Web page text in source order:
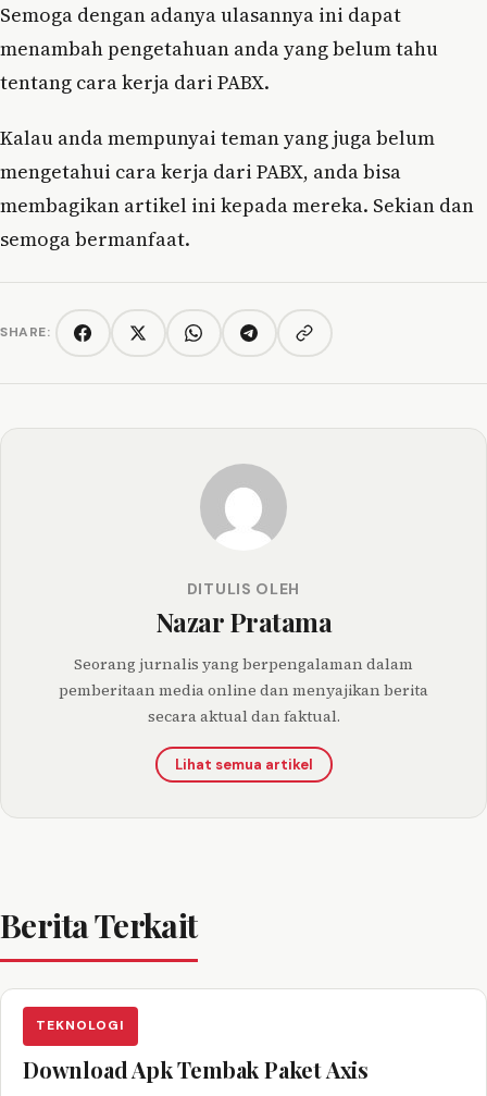
Semoga dengan adanya ulasannya ini dapat
menambah pengetahuan anda yang belum tahu
tentang cara kerja dari PABX.
Kalau anda mempunyai teman yang juga belum
mengetahui cara kerja dari PABX, anda bisa
membagikan artikel ini kepada mereka. Sekian dan
semoga bermanfaat.
SHARE: FacebookTwitter/XWhatsAppTelegramCopy link
DITULIS OLEH
Nazar Pratama
Seorang jurnalis yang berpengalaman dalam
pemberitaan media online dan menyajikan berita
secara aktual dan faktual.
Lihat semua artikel
Berita Terkait
TEKNOLOGI
Download Apk Tembak Paket Axis